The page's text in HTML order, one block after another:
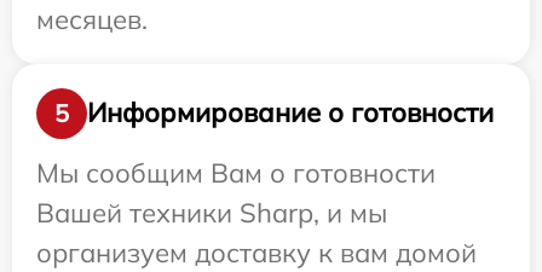
месяцев.
5
Информирование о готовности
Мы сообщим Вам о готовности
Вашей техники Sharp, и мы
организуем доставку к вам домой